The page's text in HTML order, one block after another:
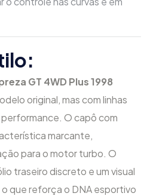
GT 4WD Plus 1998
original, mas com linhas
O capô com
marcante,
para o motor turbo. O
traseiro discreto e um visual
que reforça o DNA esportivo